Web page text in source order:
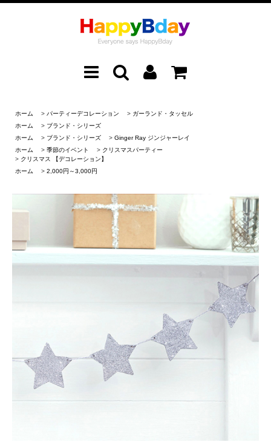
ホーム > パーティーデコレーション > ガーランド・タッセル
ホーム
> ブランド・シリーズ
ホーム
> ブランド・シリーズ > Ginger Ray ジンジャーレイ
ホーム
> 季節のイベント > クリスマスパーティー
> クリスマス 【デコレーション】
ホーム
> 2,000円～3,000円